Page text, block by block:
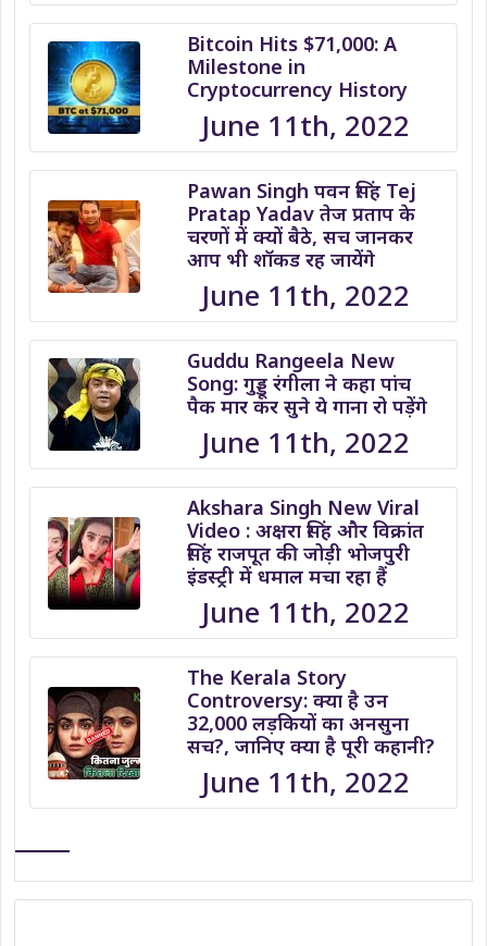
Bitcoin Hits $71,000: A
Milestone in
Cryptocurrency History
June 11th, 2022
Pawan Singh पवन सिंह Tej
Pratap Yadav तेज प्रताप के
चरणों में क्यों बैठे, सच जानकर
आप भी शॉकड रह जायेंगे
June 11th, 2022
Guddu Rangeela New
Song: गुड्डू रंगीला ने कहा पांच
पैक मार कर सुने ये गाना रो पड़ेंगे
June 11th, 2022
Akshara Singh New Viral
Video : अक्षरा सिंह और विक्रांत
सिंह राजपूत की जोड़ी भोजपुरी
इंडस्ट्री में धमाल मचा रहा हैं
June 11th, 2022
The Kerala Story
Controversy: क्या है उन
32,000 लड़कियों का अनसुना
सच?, जानिए क्या है पूरी कहानी?
June 11th, 2022